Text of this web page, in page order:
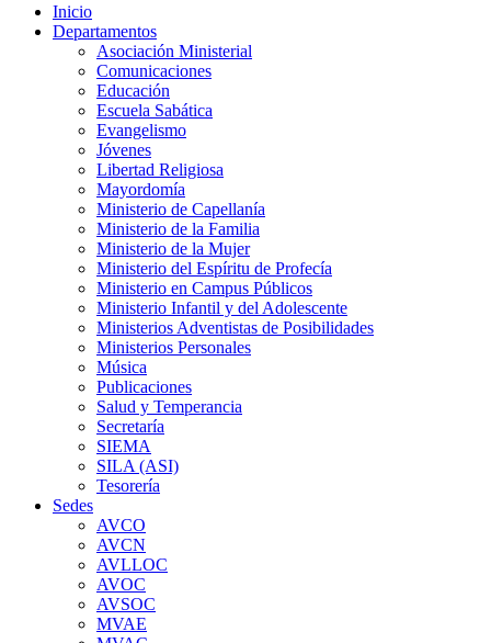
Inicio
Departamentos
Asociación Ministerial
Comunicaciones
Educación
Escuela Sabática
Evangelismo
Jóvenes
Libertad Religiosa
Mayordomía
Ministerio de Capellanía
Ministerio de la Familia
Ministerio de la Mujer
Ministerio del Espíritu de Profecía
Ministerio en Campus Públicos
Ministerio Infantil y del Adolescente
Ministerios Adventistas de Posibilidades
Ministerios Personales
Música
Publicaciones
Salud y Temperancia
Secretaría
SIEMA
SILA (ASI)
Tesorería
Sedes
AVCO
AVCN
AVLLOC
AVOC
AVSOC
MVAE